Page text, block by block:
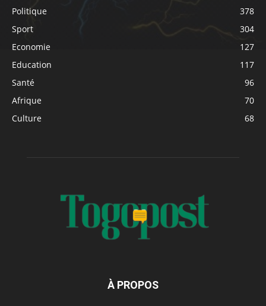
Politique
378
Sport
304
Economie
127
Education
117
Santé
96
Afrique
70
Culture
68
À PROPOS